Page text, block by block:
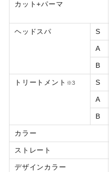
カット+パーマ
ヘッドスパ S
A
B
トリートメント ※3 S
A
B
カラー
ストレート
デザインカラー